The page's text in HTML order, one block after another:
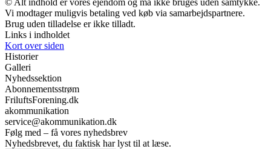
© Alt indhold er vores ejendom og må ikke bruges uden samtykke.
Vi modtager muligvis betaling ved køb via samarbejdspartnere.
Brug uden tilladelse er ikke tilladt.
Links i indholdet
Kort over siden
Historier
Galleri
Nyhedssektion
Abonnementsstrøm
FriluftsForening.dk
akommunikation
service@akommunikation.dk
Følg med – få vores nyhedsbrev
Nyhedsbrevet, du faktisk har lyst til at læse.